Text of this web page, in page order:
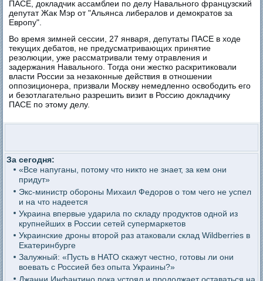
ПАСЕ, докладчик ассамблеи по делу Навального французский
депутат Жак Мэр от "Альянса либералов и демократов за
Европу".
Во время зимней сессии, 27 января, депутаты ПАСЕ в ходе
текущих дебатов, не предусматривающих принятие
резолюции, уже рассматривали тему отравления и
задержания Навального. Тогда они жестко раскритиковали
власти России за незаконные действия в отношении
оппозиционера, призвали Москву немедленно освободить его
и безотлагательно разрешить визит в Россию докладчику
ПАСЕ по этому делу.
За сегодня:
«Все напуганы, потому что никто не знает, за кем они
придут»
Экс-министр обороны Михаил Федоров о том чего не успел
и на что надеется
Украина впервые ударила по складу продуктов одной из
крупнейших в России сетей супермаркетов
Украинские дроны второй раз атаковали склад Wildberries в
Екатеринбурге
Залужный: «Пусть в НАТО скажут честно, готовы ли они
воевать с Россией без опыта Украины?»
Джанни Инфантино пока устоял и продолжает оставаться на